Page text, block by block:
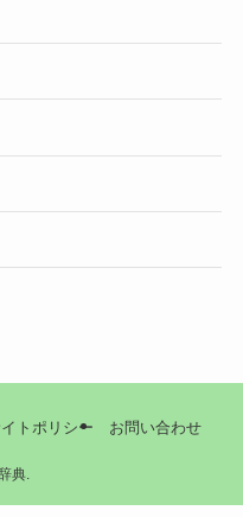
トポリシー お問い合わせ
典.